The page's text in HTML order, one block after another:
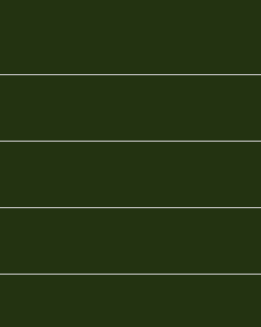
トートバッグ、バケ